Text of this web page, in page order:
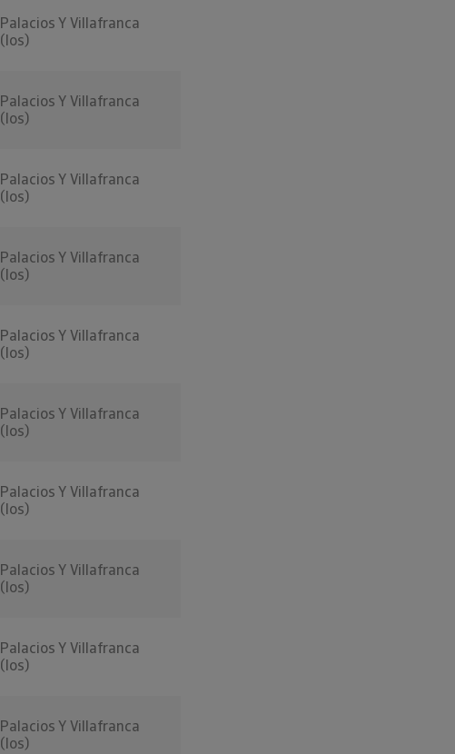
Palacios Y Villafranca
(los)
Palacios Y Villafranca
(los)
Palacios Y Villafranca
(los)
Palacios Y Villafranca
(los)
Palacios Y Villafranca
(los)
Palacios Y Villafranca
(los)
Palacios Y Villafranca
(los)
Palacios Y Villafranca
(los)
Palacios Y Villafranca
(los)
Palacios Y Villafranca
(los)